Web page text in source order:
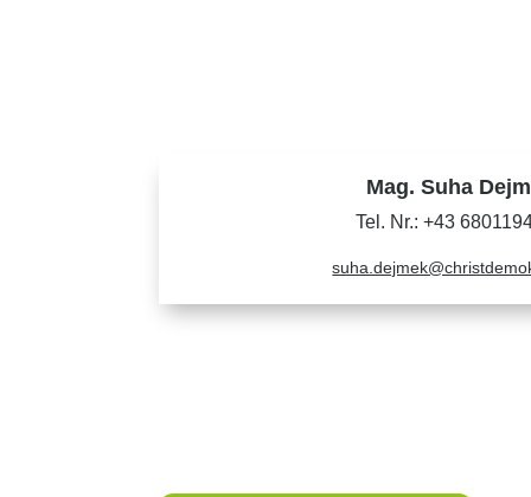
Mag. Suha
Tel. Nr.: +43